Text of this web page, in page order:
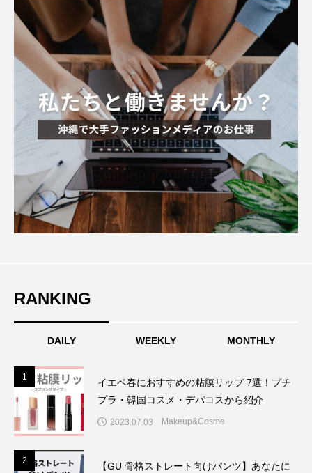
RANKING
DAILY WEEKLY MONTHLY
1
イエベ春におすすめの粘膜リップ 7選！プチ
プラ・韓国コスメ・デパコスから紹介
2023.07.03 Makeup&Cosme
2
【GU 骨格ストレート向けパンツ】あなたに